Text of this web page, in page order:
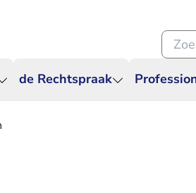
de Rechtspraak